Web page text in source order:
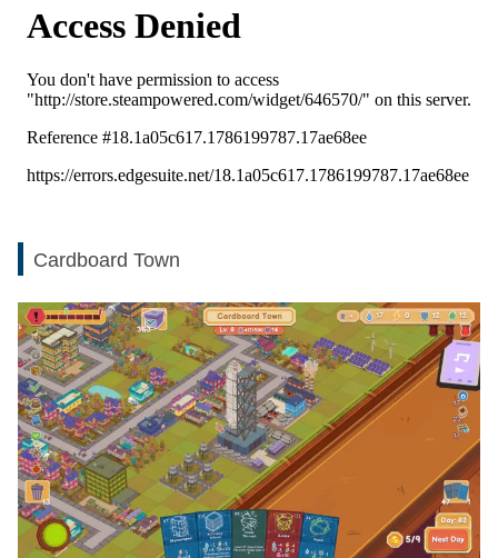
Cardboard Town